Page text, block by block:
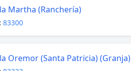
Martha (Ranchería)
83300
Oremor (Santa Patricia) (Granja)